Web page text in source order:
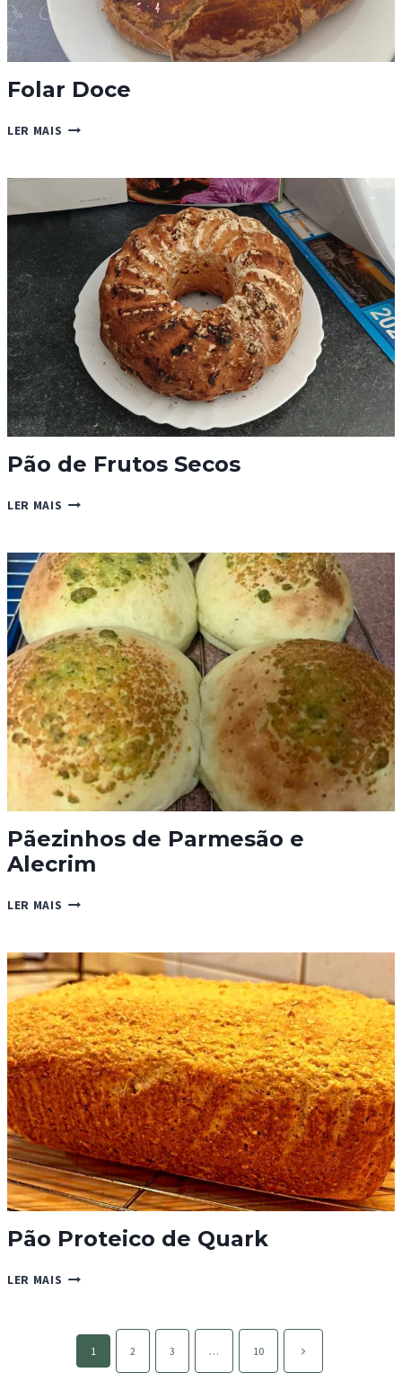
Folar Doce
LER MAIS FOLAR
Pão de Frutos Secos
LER MAIS PÃO
SECOS
Pãezinhos de Parmesão e
Alecrim
LER MAIS PÃEZINHOS
E
ALECRIM
Pão Proteico de Quark
LER MAIS PÃO
QUARK
navigation
1 2 3 … 10
Página
seguinte